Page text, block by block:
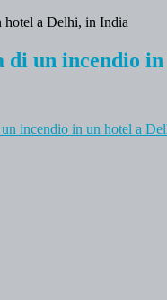
di un incendio
incendio in un hotel a